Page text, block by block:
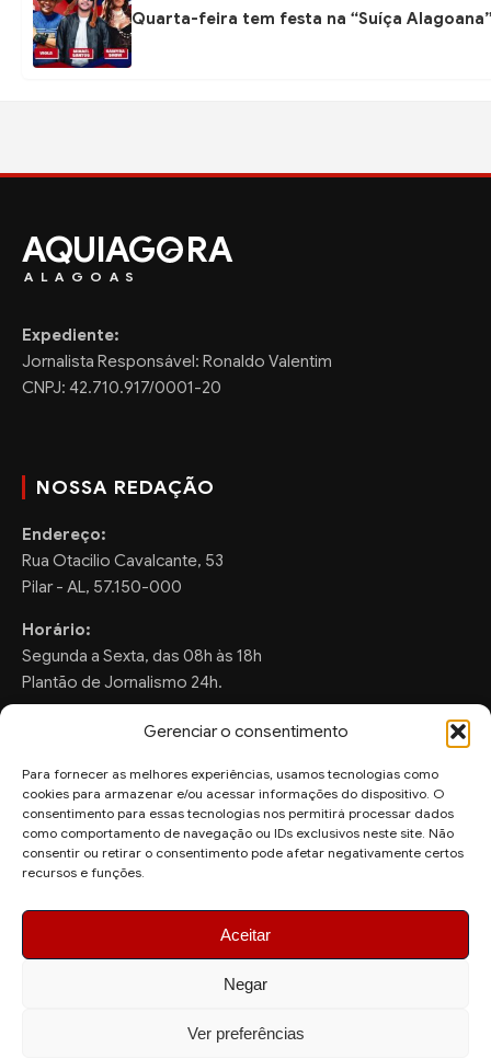
Gerenciar o consentimento
Para fornecer as melhores experiências, usamos tecnologias como
cookies para armazenar e/ou acessar informações do dispositivo. O
consentimento para essas tecnologias nos permitirá processar dados
como comportamento de navegação ou IDs exclusivos neste site. Não
consentir ou retirar o consentimento pode afetar negativamente certos
recursos e funções.
Aceitar
Negar
Ver preferências
Quarta-feira tem festa na “Suíça
AQUIAG RA
ALAGOAS
Expediente:
Jornalista Responsável: Ronaldo Valentim
CNPJ: 42.710.917/0001-20
NOSSA REDAÇÃO
Endereço:
Rua Otacilio Cavalcante, 53
Pilar - AL, 57.150-000
Horário:
Segunda a Sexta, das 08h às 18h
Plantão de Jornalismo 24h.
FALE CONOSCO
Sugestões de Pauta:
ronaldo.valentim150@gmail.com
© 2026 AquiAgora - Todos os direitos reservados.